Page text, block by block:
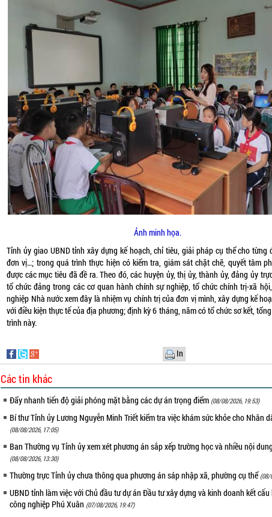
Ảnh minh họa.
Tỉnh ủy giao UBND tỉnh xây dựng kế hoạch, chỉ tiêu, giải pháp cụ thể cho từng
đơn vị…; trong quá trình thực hiện có kiểm tra, giám sát chặt chẽ, quyết tâm
được các mục tiêu đã đề ra. Theo đó, các huyện ủy, thị ủy, thành ủy, đảng ủy
tổ chức đảng trong các cơ quan hành chính sự nghiệp, tổ chức chính trị-xã
nghiệp Nhà nước xem đây là nhiệm vụ chính trị của đơn vị mình, xây dựng kế
với điều kiện thực tế của địa phương; định kỳ 6 tháng, năm có tổ chức sơ kết,
trình này.
In
Các tin khác
Đẩy nhanh tiến độ giải phóng mặt bằng các dự án trọng điểm (08/08/2026, 19:53)
Bí thư Tỉnh ủy Lương Nguyễn Minh Triết kiểm tra việc khám sức khỏe cho Nhân
(08/08/2026, 17:05)
Ban Thường vụ Tỉnh ủy xem xét phương án sắp xếp trường học và nhiều nội
(08/08/2026, 13:30)
Thường trực Tỉnh ủy chưa thông qua phương án sáp nhập xã, phường cụ thể (08/
UBND tỉnh làm việc với Chủ đầu tư dự án Đầu tư xây dựng và kinh doanh kết
công nghiệp Phú Xuân (07/08/2026, 19:47)